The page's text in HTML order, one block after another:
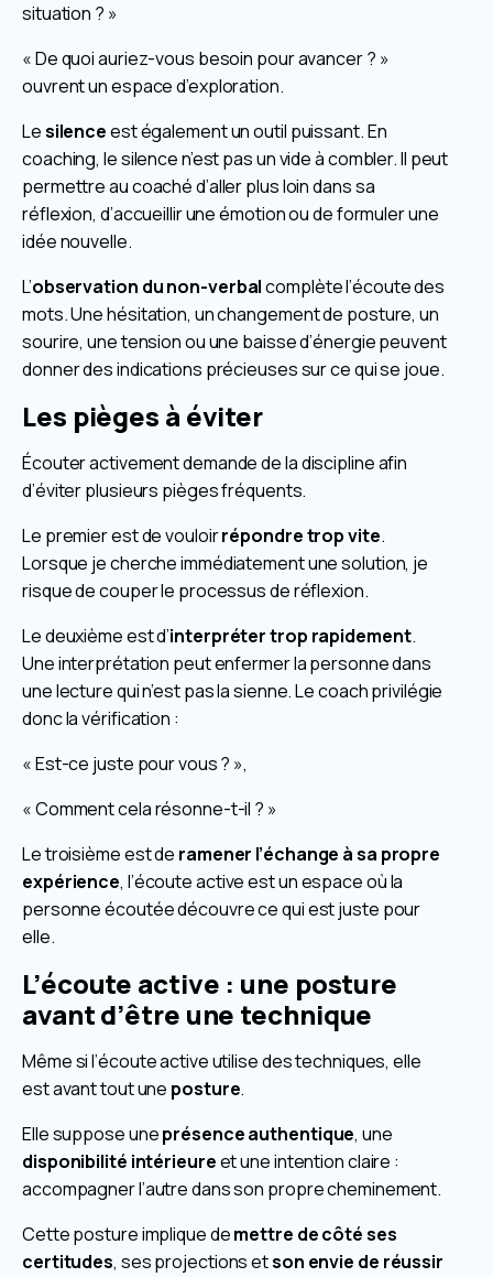
situation ? »
« De quoi auriez-vous besoin pour avancer ? »
ouvrent un espace d’exploration.
Lesilenceest également un outil puissant. En
coaching, le silence n’est pas un vide à combler. Il peut
permettre au coaché d’aller plus loin dans sa
réflexion, d’accueillir une émotion ou de formuler une
idée nouvelle.
L’observation du non-verbalcomplète l’écoute des
mots. Une hésitation, un changement de posture, un
sourire, une tension ou une baisse d’énergie peuvent
donner des indications précieuses sur ce qui se joue.
Les pièges à éviter
Écouter activement demande de la discipline afin
d’éviter plusieurs pièges fréquents.
Le premier est de vouloirrépondre trop vite.
Lorsque je cherche immédiatement une solution, je
risque de couper le processus de réflexion.
Le deuxième est d’interpréter trop rapidement.
Une interprétation peut enfermer la personne dans
une lecture qui n’est pas la sienne. Le coach privilégie
donc la vérification :
« Est-ce juste pour vous ? »,
« Comment cela résonne-t-il ? »
Le troisième est de ramener l’échange à sa propre
expérience, l’écoute active est un espace où la
personne écoutée découvre ce qui est juste pour
elle.
L’écoute active : une posture
avant d’être une technique
Même si l’écoute active utilise des techniques, elle
est avant tout une posture.
Elle suppose uneprésence authentique, une
disponibilité intérieureet une intention claire :
accompagner l’autre dans son propre cheminement.
Cette posture implique demettre de côté ses
certitudes, ses projections etson envie de réussir